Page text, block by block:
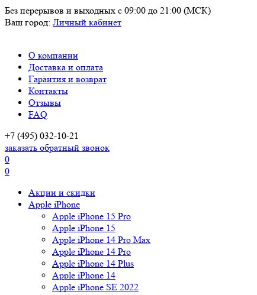
Без перерывов и выходных с 09:00 до 21:00 (МСК)
Ваш город: Личный кабинет
О компании
Доставка и оплата
Гарантия и возврат
Контакты
Отзывы
FAQ
+7 (495) 032-10-21
заказать обратный звонок
0
0
Акции и скидки
Apple iPhone
Apple iPhone 15 Pro
Apple iPhone 15
Apple iPhone 14 Pro Max
Apple iPhone 14 Pro
Apple iPhone 14 Plus
Apple iPhone 14
Apple iPhone SE 2022